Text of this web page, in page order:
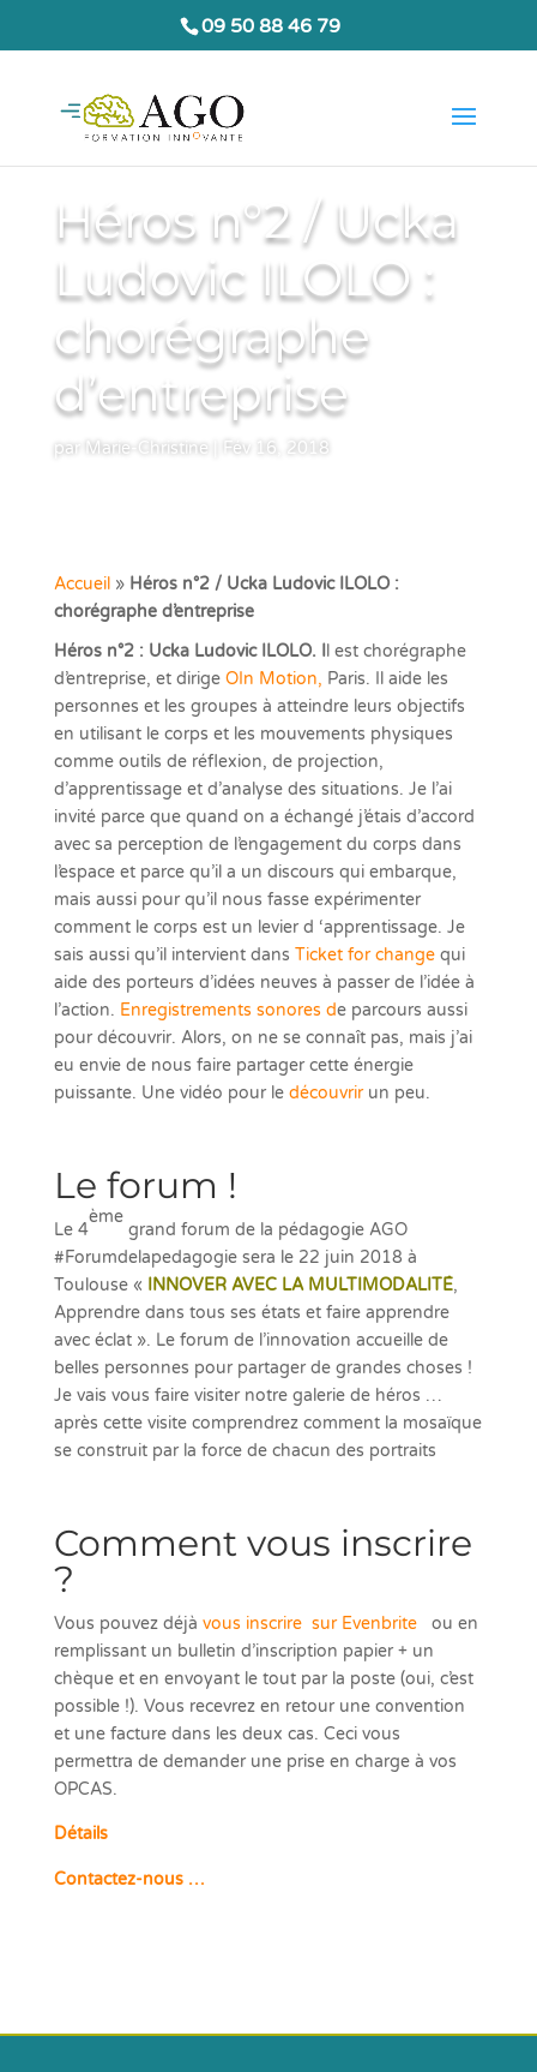
09 50 88 46 79
Héros n°2 / Ucka
Ludovic ILOLO :
chorégraphe
d’entreprise
par Marie-Christine Fév 16, 2018
Accueil» Héros n°2 / Ucka Ludovic ILOLO :
chorégraphe d’entreprise
Héros n°2 : Ucka Ludovic ILOLO. I l est chorégraphe
d’entreprise, et dirige OIn Motion, Paris. Il aide les
personnes et les groupes à atteindre leurs objectifs
en utilisant le corps et les mouvements physiques
comme outils de réflexion, de projection,
d’apprentissage et d’analyse des situations. Je l’ai
invité parce que quand on a échangé j’étais d’accord
avec sa perception de l’engagement du corps dans
l’espace et parce qu’il a un discours qui embarque,
mais aussi pour qu’il nous fasse expérimenter
comment le corps est un levier d ‘apprentissage. Je
sais aussi qu’il intervient dans Ticket for change qui
aide des porteurs d’idées neuves à passer de l’idée à
l’action. Enregistrements sonores de parcours aussi
pour découvrir. Alors, on ne se connaît pas, mais j’ai
eu envie de nous faire partager cette énergie
puissante. Une vidéo pour le découvrirun peu.
Le forum !
Le 4
ème
grand forum de la pédagogie AGO
#Forumdelapedagogie sera le 22 juin 2018 à
Toulouse « INNOVER AVEC LA MULTIMODALITÉ,
Apprendre dans tous ses états et faire apprendre
avec éclat ». Le forum de l’innovation accueille de
belles personnes pour partager de grandes choses !
Je vais vous faire visiter notre galerie de héros …
après cette visite comprendrez comment la mosaïque
se construit par la force de chacun des portraits
Comment vous inscrire
?
Vous pouvez déjà vous inscrire sur Evenbrite ou en
remplissant un bulletin d’inscription papier + un
chèque et en envoyant le tout par la poste (oui, c’est
possible !). Vous recevrez en retour une convention
et une facture dans les deux cas. Ceci vous
permettra de demander une prise en charge à vos
OPCAS.
Détails
Contactez-nous …